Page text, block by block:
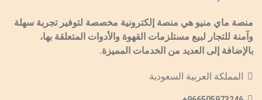
منصة ماي منيو هي منصة إلكترونية مخصصة لتوفير تجربة سهلة
وآمنة للتجار لبيع مستلزمات القهوة والأدوات المتعلقة بها،
بالإضافة إلى العديد من الخدمات المميزة.
المملكة العربية السعودية